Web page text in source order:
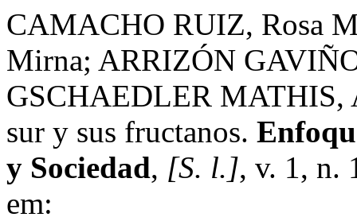
CAMACHO RUIZ, Rosa
Mirna; ARRIZÓN
GSCHAEDLER MATHIS,
sur y sus fructanos.
y Sociedad, [S. l.], v. 1, n.
em: